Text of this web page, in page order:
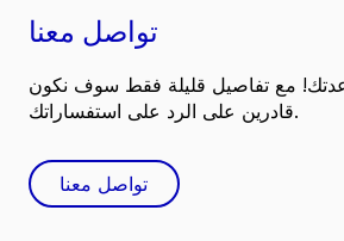
تواصل معنا
مع تفاصيل قليلة فقط سوف نكون
قادرين على الرد على استفساراتك.
تواصل معنا